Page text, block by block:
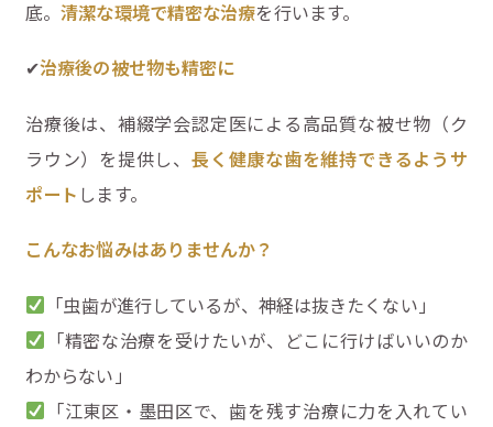
底。清潔な環境で精密な治療を行います。
✔治療後の被せ物も精密に
治療後は、補綴学会認定医による高品質な被せ物（ク
ラウン）を提供し、 長く健康な歯を維持できるようサ
ポート します。
こんなお悩みはありませんか？
「虫歯が進行しているが、神経は抜きたくない」
「精密な治療を受けたいが、どこに行けばいいのか
わからない」
「江東区・墨田区で、歯を残す治療に力を入れてい